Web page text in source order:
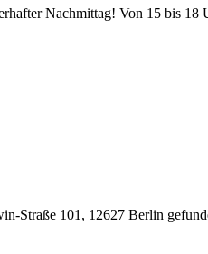
Nachmittag! Von 15 bis
Straße 101, 12627 Berlin